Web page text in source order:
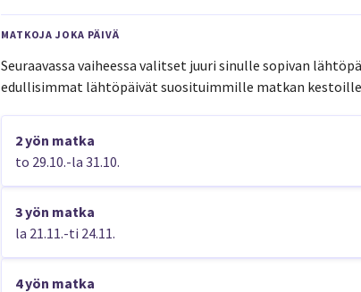
MATKOJA JOKA PÄIVÄ
Seuraavassa vaiheessa valitset juuri sinulle sopivan
edullisimmat lähtöpäivät suosituimmille matkan
2 yön matka
to 29.10.-la 31.10.
3 yön matka
la 21.11.-ti 24.11.
4 yön matka